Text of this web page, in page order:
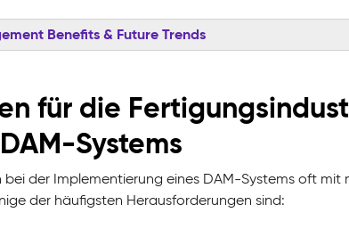
Benefits & Future Trends
für die
Systems
der Implementierung eines DAM-Systems oft mit
der häufigsten Herausforderungen sind: